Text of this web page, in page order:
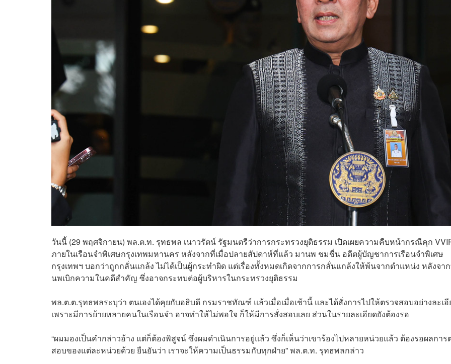
วันนี้ (29 พฤศจิกายน) พล.ต.ท. รุทธพล เนาวรัตน์ รัฐมนตรีว่าการกระทรวงยุติธรรม เปิดเผยความคืบหน้ากรณีคุก
ภายในเรือนจำพิเศษกรุงเทพมหานคร หลังจากที่เมื่อปลายสัปดาห์ที่แล้ว มานพ ชมชื่น อดีตผู้บัญชาการเรือนจำพิเศษ
กรุงเทพฯ บอกว่าถูกกลั่นแกล้ง ไม่ได้เป็นผู้กระทำผิด แต่เรื่องทั้งหมดเกิดจากการกลั่นแกล้งให้พ้นจากตำแหน่ง หลังจา
นพเบิกความในคดีสำคัญ ซึ่งอาจกระทบต่อผู้บริหารในกระทรวงยุติธรรม
พล.ต.ต.รุทธพลระบุว่า ตนเองได้คุยกับอธิบดี กรมราชทัณฑ์ แล้วเมื่อเมื่อเช้านี้ และได้สั่งการไปให้ตรวจสอบอย่างละเ
เพราะมีการย้ายหลายคนในเรือนจำ อาจทำให้ไม่พอใจ ก็ให้มีการสั่งสอบเลย ส่วนในรายละเอียดยังต้องรอ
“ผมมองเป็นคำกล่าวอ้าง แต่ก็ต้องพิสูจน์ ซึ่งผมดำเนินการอยู่แล้ว ซึ่งก็เห็นว่าเขาร้องไปหลายหน่วยแล้ว ต้องรอผลการ
สอบของแต่ละหน่วยด้วย ยืนยันว่า เราจะให้ความเป็นธรรมกับทุกฝ่าย” พล.ต.ท. รุทธพลกล่าว